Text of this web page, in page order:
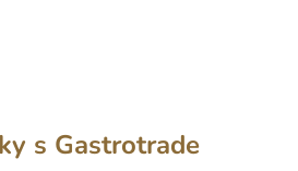
s Gastrotrade